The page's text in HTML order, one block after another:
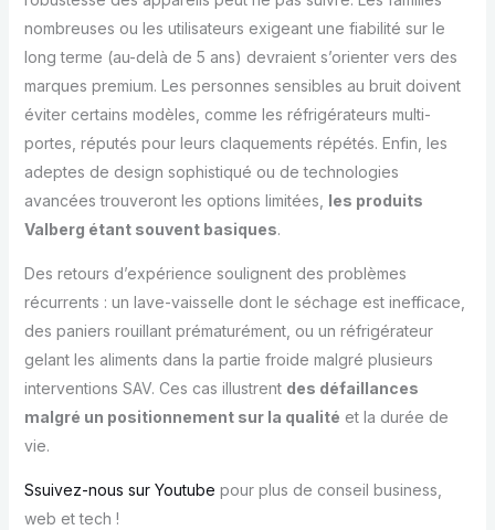
nombreuses ou les utilisateurs exigeant une fiabilité sur le
long terme (au-delà de 5 ans) devraient s’orienter vers des
marques premium. Les personnes sensibles au bruit doivent
éviter certains modèles, comme les réfrigérateurs multi-
portes, réputés pour leurs claquements répétés. Enfin, les
adeptes de design sophistiqué ou de technologies
avancées trouveront les options limitées, les produits
Valberg étant souvent basiques.
Des retours d’expérience soulignent des problèmes
récurrents : un lave-vaisselle dont le séchage est inefficace,
des paniers rouillant prématurément, ou un réfrigérateur
gelant les aliments dans la partie froide malgré plusieurs
interventions SAV. Ces cas illustrent des défaillances
malgré un positionnement sur la qualité et la durée de
vie.
Ssuivez-nous sur Youtube pour plus de conseil business,
web et tech !